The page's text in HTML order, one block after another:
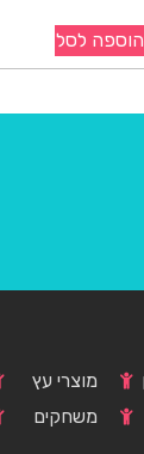
הוספה לסל
מוצרי עץ
משחקים